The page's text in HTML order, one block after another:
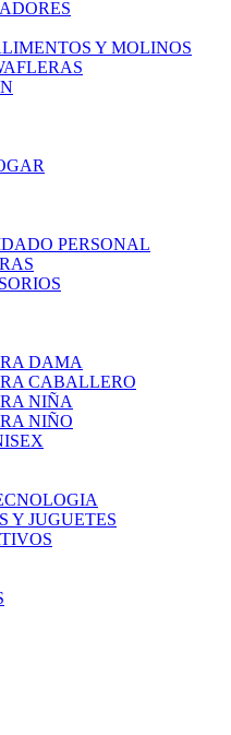
Y MOLINOS
PERSONAL
DAMA
CABALLERO
NIÑA
NIÑO
Y JUGUETES